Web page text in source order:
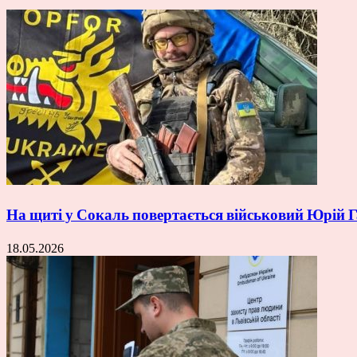
На щиті у Сокаль повертається військовий Юрій
18.05.2026